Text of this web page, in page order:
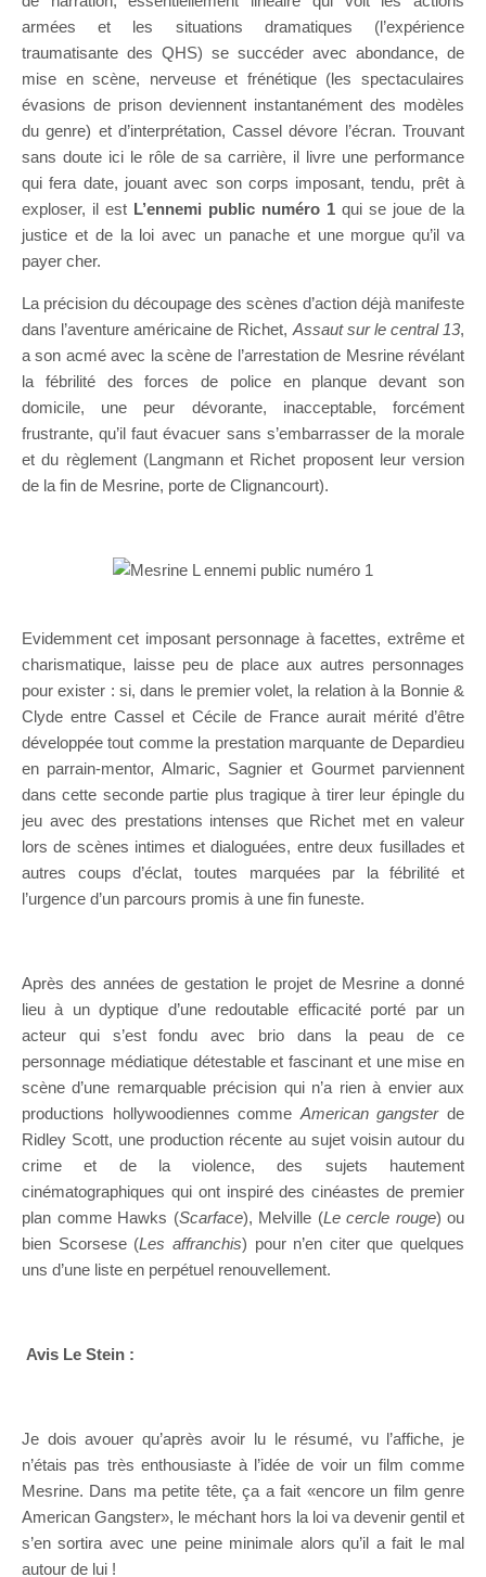
armées et les situations dramatiques (l’expérience
traumatisante des QHS) se succéder avec abondance, de
mise en scène, nerveuse et frénétique (les spectaculaires
évasions de prison deviennent instantanément des modèles
du genre) et d’interprétation, Cassel dévore l’écran. Trouvant
sans doute ici le rôle de sa carrière, il livre une performance
qui fera date, jouant avec son corps imposant, tendu, prêt à
exploser, il est L’ennemi public numéro 1 qui se joue de la
justice et de la loi avec un panache et une morgue qu’il va
payer cher.
La précision du découpage des scènes d’action déjà manifeste
dans l’aventure américaine de Richet, Assaut sur le central 13,
a son acmé avec la scène de l’arrestation de Mesrine révélant
la fébrilité des forces de police en planque devant son
domicile, une peur dévorante, inacceptable, forcément
frustrante, qu’il faut évacuer sans s’embarrasser de la morale
et du règlement (Langmann et Richet proposent leur version
de la fin de Mesrine, porte de Clignancourt).
Evidemment cet imposant personnage à facettes, extrême et
charismatique, laisse peu de place aux autres personnages
pour exister : si, dans le premier volet, la relation à la Bonnie &
Clyde entre Cassel et Cécile de France aurait mérité d’être
développée tout comme la prestation marquante de Depardieu
en parrain-mentor, Almaric, Sagnier et Gourmet parviennent
dans cette seconde partie plus tragique à tirer leur épingle du
jeu avec des prestations intenses que Richet met en valeur
lors de scènes intimes et dialoguées, entre deux fusillades et
autres coups d’éclat, toutes marquées par la fébrilité et
l’urgence d’un parcours promis à une fin funeste.
Après des années de gestation le projet de Mesrine a donné
lieu à un dyptique d’une redoutable efficacité porté par un
acteur qui s’est fondu avec brio dans la peau de ce
personnage médiatique détestable et fascinant et une mise en
scène d’une remarquable précision qui n’a rien à envier aux
productions hollywoodiennes comme American gangsterde
Ridley Scott, une production récente au sujet voisin autour du
crime et de la violence, des sujets hautement
cinématographiques qui ont inspiré des cinéastes de premier
plan comme Hawks (Scarface), Melville (Le cercle rouge) ou
bien Scorsese (Les affranchis) pour n’en citer que quelques
uns d’une liste en perpétuel renouvellement.
Avis Le Stein :
Je dois avouer qu’après avoir lu le résumé, vu l’affiche, je
n’étais pas très enthousiaste à l’idée de voir un film comme
Mesrine. Dans ma petite tête, ça a fait «encore un film genre
American Gangster», le méchant hors la loi va devenir gentil et
s’en sortira avec une peine minimale alors qu’il a fait le mal
autour de lui !